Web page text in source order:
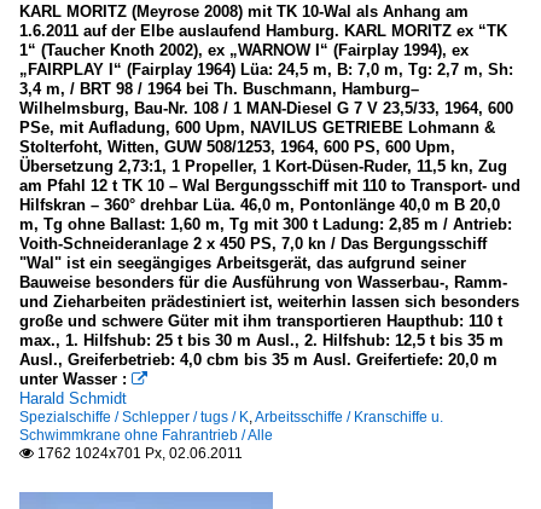
KARL MORITZ (Meyrose 2008) mit TK 10-Wal als Anhang am
1.6.2011 auf der Elbe auslaufend Hamburg. KARL MORITZ ex “TK
1“ (Taucher Knoth 2002), ex „WARNOW I“ (Fairplay 1994), ex
„FAIRPLAY I“ (Fairplay 1964) Lüa: 24,5 m, B: 7,0 m, Tg: 2,7 m, Sh:
3,4 m, / BRT 98 / 1964 bei Th. Buschmann, Hamburg–
Wilhelmsburg, Bau-Nr. 108 / 1 MAN-Diesel G 7 V 23,5/33, 1964, 600
PSe, mit Aufladung, 600 Upm, NAVILUS GETRIEBE Lohmann &
Stolterfoht, Witten, GUW 508/1253, 1964, 600 PS, 600 Upm,
Übersetzung 2,73:1, 1 Propeller, 1 Kort-Düsen-Ruder, 11,5 kn, Zug
am Pfahl 12 t TK 10 – Wal Bergungsschiff mit 110 to Transport- und
Hilfskran – 360° drehbar Lüa. 46,0 m, Pontonlänge 40,0 m B 20,0
m, Tg ohne Ballast: 1,60 m, Tg mit 300 t Ladung: 2,85 m / Antrieb:
Voith-Schneideranlage 2 x 450 PS, 7,0 kn / Das Bergungsschiff
"Wal" ist ein seegängiges Arbeitsgerät, das aufgrund seiner
Bauweise besonders für die Ausführung von Wasserbau-, Ramm-
und Zieharbeiten prädestiniert ist, weiterhin lassen sich besonders
große und schwere Güter mit ihm transportieren Haupthub: 110 t
max., 1. Hilfshub: 25 t bis 30 m Ausl., 2. Hilfshub: 12,5 t bis 35 m
Ausl., Greiferbetrieb: 4,0 cbm bis 35 m Ausl. Greifertiefe: 20,0 m
unter Wasser : 
Harald Schmidt
Spezialschiffe / Schlepper / tugs / K Arbeitsschiffe / Kranschiffe u.
Schwimmkrane ohne Fahrantrieb / Alle
 1762 1024x701 Px, 02.06.2011